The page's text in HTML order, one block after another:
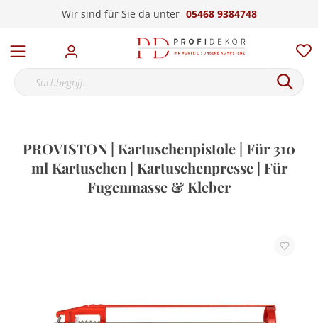
Wir sind für Sie da unter 05468 9384748
PROVISTON | Kartuschenpistole | Für 310
ml Kartuschen | Kartuschenpresse | Für
Fugenmasse & Kleber